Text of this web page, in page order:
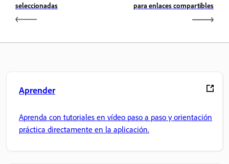
seleccionadas
para enlaces compartibles
Aprender
Aprenda con tutoriales en vídeo paso a paso y orientación
práctica directamente en la aplicación.